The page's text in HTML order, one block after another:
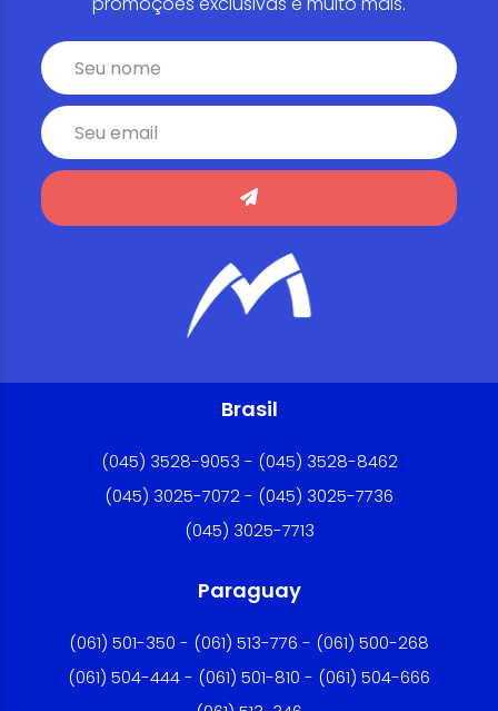
Brasil
(045) 3528-9053 - (045) 3528-8462
(045) 3025-7072 - (045) 3025-7736
(045) 3025-7713
Paraguay
(061) 501-350 - (061) 513-776 - (061) 500-268
(061) 504-444 - (061) 501-810 - (061) 504-666